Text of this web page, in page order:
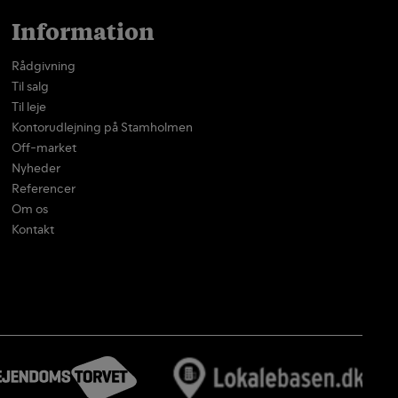
Information
Rådgivning
Til salg
Til leje
Kontorudlejning på Stamholmen
Off-market
Nyheder
Referencer
Om os
Kontakt